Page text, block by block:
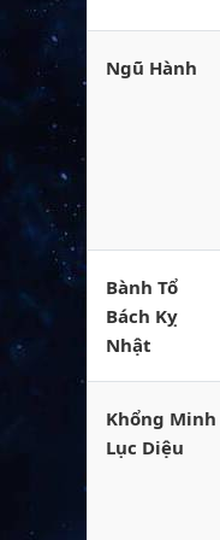
Ngũ Hành
Bành Tổ
Bách Kỵ
Nhật
Khổng Minh
Lục Diệu